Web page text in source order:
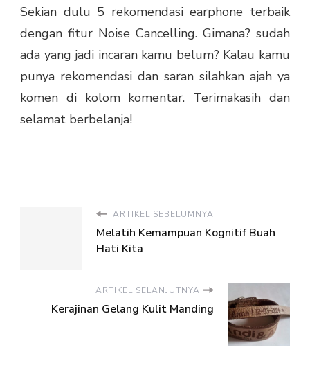
Sekian dulu 5 rekomendasi earphone terbaik
dengan fitur Noise Cancelling. Gimana? sudah
ada yang jadi incaran kamu belum? Kalau kamu
punya rekomendasi dan saran silahkan ajah ya
komen di kolom komentar. Terimakasih dan
selamat berbelanja!
ARTIKEL SEBELUMNYA
Melatih Kemampuan Kognitif Buah
Hati Kita
ARTIKEL SELANJUTNYA
Kerajinan Gelang Kulit Manding